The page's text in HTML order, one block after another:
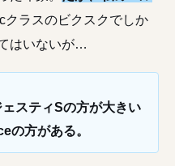
クラスのビクスクでしか
はいないが…
スティSの方が大きい
の方がある。